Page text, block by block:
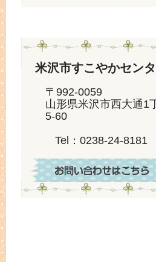
米沢市すこやかセン
〒992-0059
山形県米沢市西大通1
5-60
Tel：0238-24-8181